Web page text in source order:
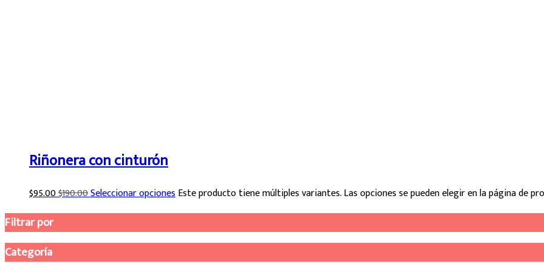
Riñonera con cinturón
$95.00$190.00Seleccionar opcionesEste producto tiene múltiples variantes. Las opciones se pueden elegir en la página de
Filtrar por
Categoría